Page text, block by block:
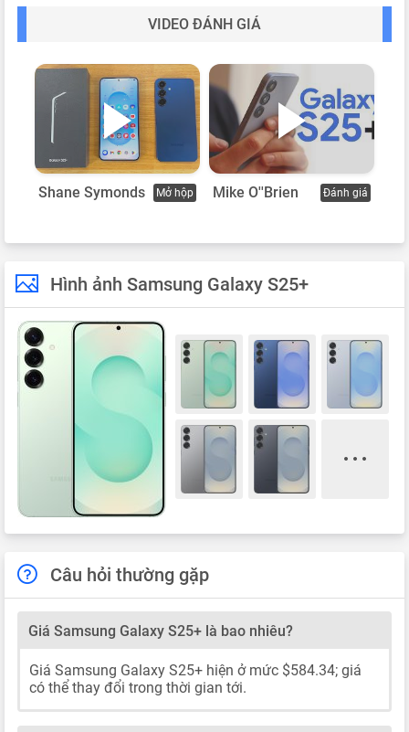
VIDEO ĐÁNH GIÁ
Shane Symonds Mở hộp Mike O''Brien Đánh giá
Hình ảnh Samsung Galaxy S25+
Câu hỏi thường gặp
Giá Samsung Galaxy S25+ là bao nhiêu?
Giá Samsung Galaxy S25+ hiện ở mức $584.34; giá
có thể thay đổi trong thời gian tới.